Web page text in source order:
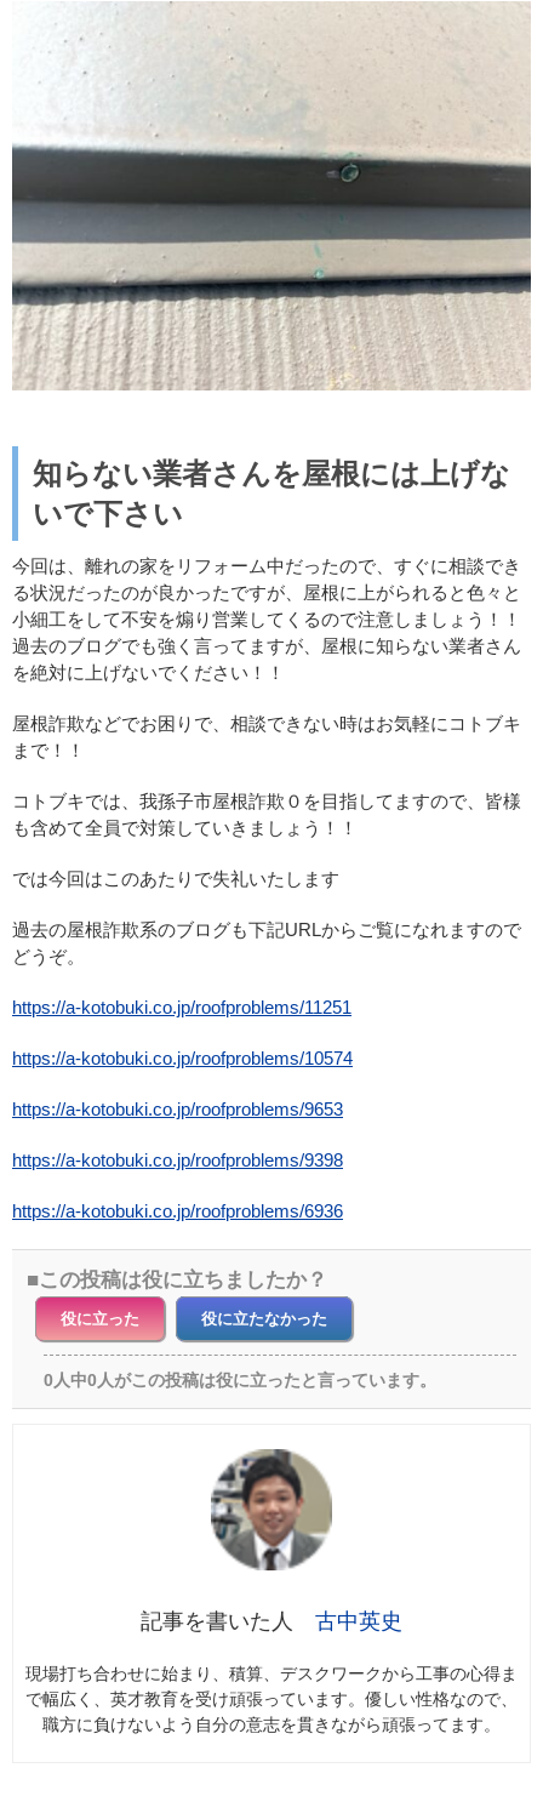
知らない業者さんを屋根には上げな
いで下さい
今回は、離れの家をリフォーム中だったので、すぐに相談でき
る状況だったのが良かったですが、屋根に上がられると色々と
小細工をして不安を煽り営業してくるので注意しましょう！！
過去のブログでも強く言ってますが、屋根に知らない業者さん
を絶対に上げないでください！！
屋根詐欺などでお困りで、相談できない時はお気軽にコトブキ
まで！！
コトブキでは、我孫子市屋根詐欺０を目指してますので、皆様
も含めて全員で対策していきましょう！！
では今回はこのあたりで失礼いたします
過去の屋根詐欺系のブログも下記URLからご覧になれますので
どうぞ。
https://a-kotobuki.co.jp/roofproblems/11251
https://a-kotobuki.co.jp/roofproblems/10574
https://a-kotobuki.co.jp/roofproblems/9653
https://a-kotobuki.co.jp/roofproblems/9398
https://a-kotobuki.co.jp/roofproblems/6936
この投稿は役に立ちましたか？
役に立った 役に立たなかった
0人中0人がこの投稿は役に立ったと言っています。
古中英史
現場打ち合わせに始まり、積算、デスクワークから工事の心得ま
で幅広く、英才教育を受け頑張っています。優しい性格なので、
職方に負けないよう自分の意志を貫きながら頑張ってます。